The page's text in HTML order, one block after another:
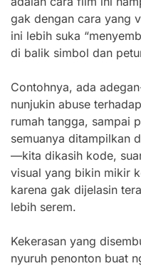
gak dengan cara yang
ini lebih suka
di balik simbol dan
Contohnya, ada
nunjukin abuse
rumah tangga, sampai
semuanya ditampilkan
—kita dikasih kode,
visual yang bikin mikir
karena gak dijelasin
lebih serem.
Kekerasan yang
nyuruh penonton buat